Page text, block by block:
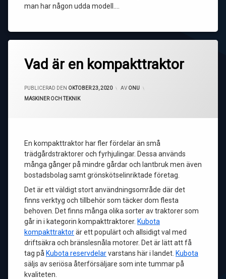
man har någon udda modell.…
Vad är en kompakttraktor
PUBLICERAD DEN OKTOBER 23, 2020 AV ONU
KATEGORIER:
MASKINER OCH TEKNIK
En kompakttraktor har fler fördelar än små
trädgårdstraktorer och fyrhjulingar. Dessa används
många gånger på mindre gårdar och lantbruk men även
bostadsbolag samt grönskötselinriktade företag.
Det är ett väldigt stort användningsområde där det
finns verktyg och tillbehör som täcker dom flesta
behoven. Det finns många olika sorter av traktorer som
går in i kategorin kompakttraktorer. Kubota
kompakttraktorär ett populärt och allsidigt val med
driftsäkra och bränslesnåla motorer. Det är lätt att få
tag på Kubota reservdelarvarstans här i landet. Kubota
säljs av seriösa återförsäljare som inte tummar på
kvaliteten.